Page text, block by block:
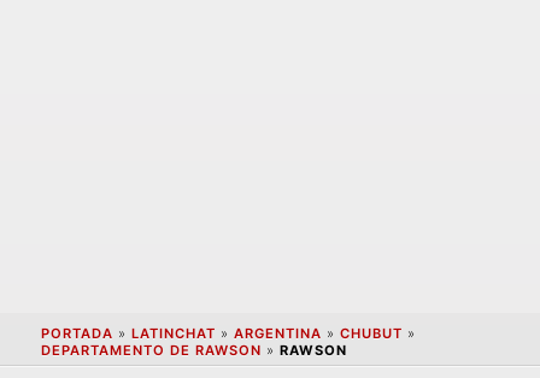
PORTADA » LATINCHAT » ARGENTINA » CHUBUT »
DEPARTAMENTO DE RAWSON » RAWSON